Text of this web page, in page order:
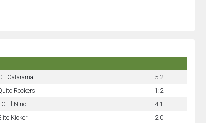
Catarama
5:2
Rockers
1:2
El Nino
4:1
Kicker
2:0